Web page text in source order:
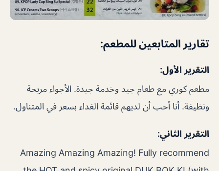
تقارير المتابعين للمطعم:
التقرير الأول:
مطعم كوري مع طعام جيد وخدمة جيدة. الأجواء مريحة
ونظيفة. أنا أحب أن لديهم قائمة الغداء بسعر في المتناول.
التقرير الثاني:
Amazing Amazing Amazing! Fully recommend